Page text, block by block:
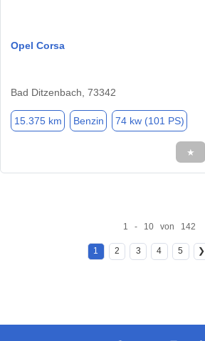
Opel Corsa
Bad Ditzenbach, 73342
15.375 km Benzin 74 kw (101 PS)
★
1 - 10 von 142
1 2 3 4 5 ❯